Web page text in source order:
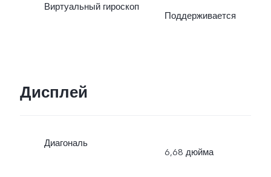
Виртуальный гироскоп
Поддерживается
Дисплей
Диагональ
6,68 дюйма